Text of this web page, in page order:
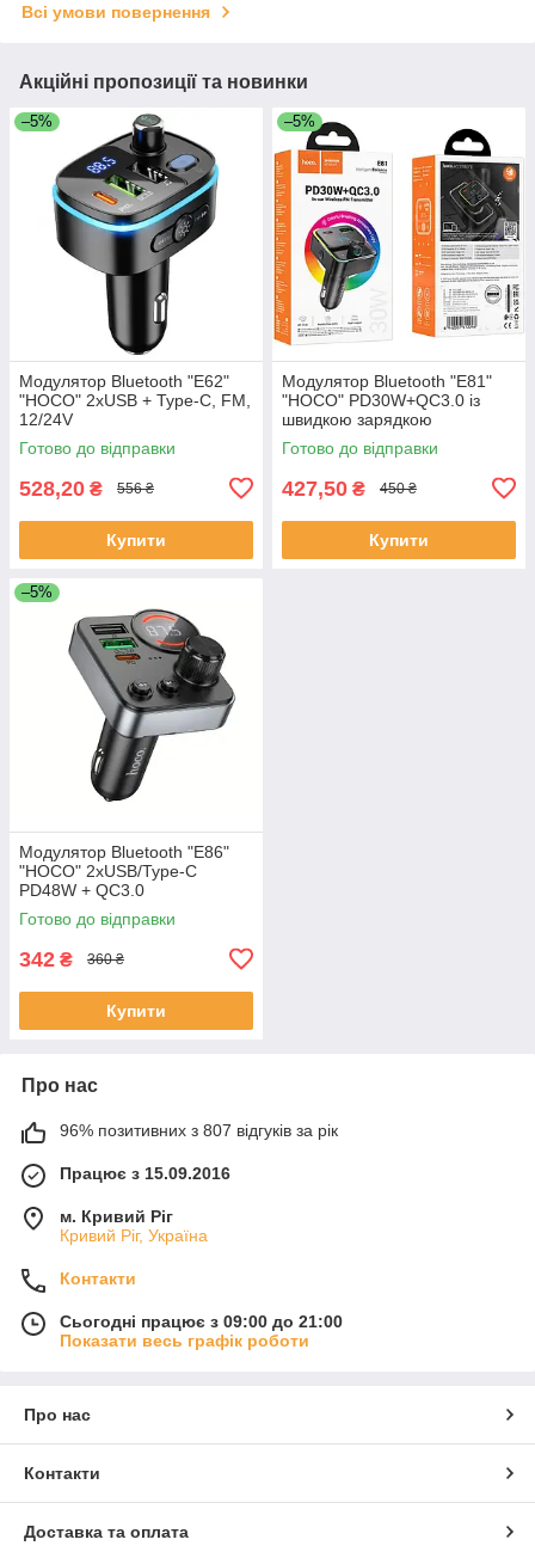
Всі умови повернення
Акційні пропозиції та новинки
–5%
Модулятор Bluetooth "E62"
"HOCO" 2хUSB + Type-C, FM,
12/24V
Готово до відправки
528,20 ₴ 556 ₴
Купити
–5%
Модулятор Bluetooth "E81"
"HOCO" PD30W+QC3.0 із
швидкою зарядкою
Готово до відправки
427,50 ₴ 450 ₴
Купити
–5%
Модулятор Bluetooth "E86"
"HOCO" 2хUSB/Type-C
PD48W + QC3.0
Готово до відправки
342 ₴ 360 ₴
Купити
Про нас
96% позитивних з 807 відгуків за рік
Працює з 15.09.2016
м. Кривий Ріг
Кривий Ріг, Україна
Контакти
Сьогодні працює з 09:00 до 21:00
Показати весь графік роботи
Про нас
Контакти
Доставка та оплата